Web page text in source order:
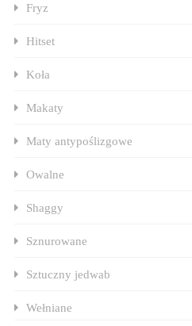
Fryz
Hitset
Koła
Makaty
Maty antypoślizgowe
Owalne
Shaggy
Sznurowane
Sztuczny jedwab
Wełniane